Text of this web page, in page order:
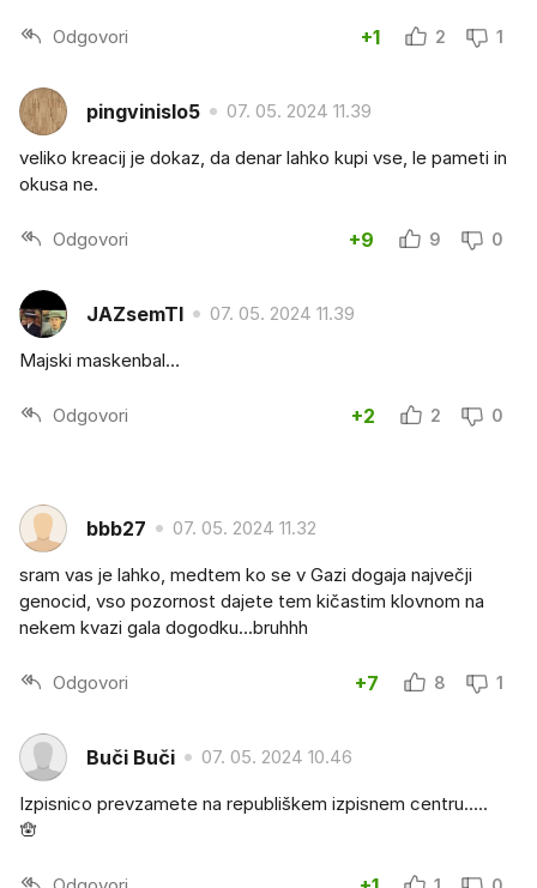
Odgovori +1 2 1
pingvinislo5 07. 05. 2024 11.39
veliko kreacij je dokaz, da denar lahko kupi vse, le pameti in
okusa ne.
Odgovori +9 9 0
JAZsemTI 07. 05. 2024 11.39
Majski maskenbal…
Odgovori +2 2 0
bbb27 07. 05. 2024 11.32
sram vas je lahko, medtem ko se v Gazi dogaja največji
genocid, vso pozornost dajete tem kičastim klovnom na
nekem kvazi gala dogodku...bruhhh
Odgovori +7 8 1
Buči Buči 07. 05. 2024 10.46
Izpisnico prevzamete na republiškem izpisnem centru.....
🪬